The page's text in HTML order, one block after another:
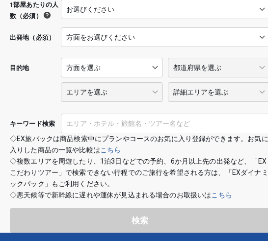
出発地（必須）
1部屋あたりの人
数（必須）
目的地
キーワード検索
◇EX旅パックは商品検索中にプランやコースのお気に入り登録ができます。お気に
入りした商品の一覧や比較はこちら
◇複数エリアを周遊したり、1泊3日などでの予約、6か月以上先の出発など、「EX
こだわりツアー」で検索できない行程でのご旅行を希望される方は、「EXダイナミ
ックパック」もご利用ください。
◇悪天候等で新幹線に遅れや運休が見込まれる場合のお取扱いはこちら
検索